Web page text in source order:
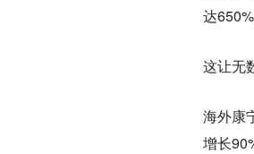
达650%
这让无
海外康
增长